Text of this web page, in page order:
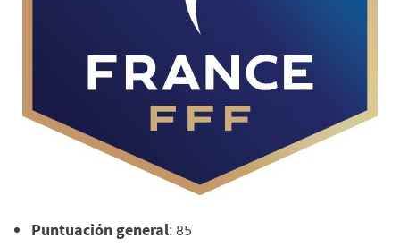
Puntuación general: 85